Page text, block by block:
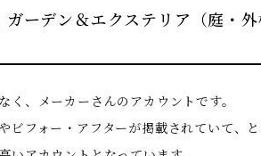
ガーデン＆エクステリア（庭・
く、メーカーさんのアカウントです。
ビフォー・アフターが掲載されていて、